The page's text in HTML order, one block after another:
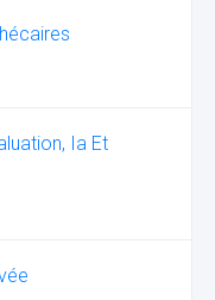
Ia Et